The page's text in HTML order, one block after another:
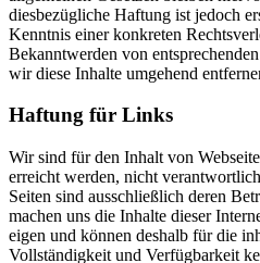
diesbezügliche Haftung ist jedoch
Kenntnis einer konkreten
Bekanntwerden von
wir diese Inhalte umgehend
Haftung für Links
Wir sind für den Inhalt von
erreicht werden, nicht
Seiten sind ausschließlich deren
machen uns die Inhalte dieser
eigen und können deshalb für die
Vollständigkeit und Verfügbarkeit